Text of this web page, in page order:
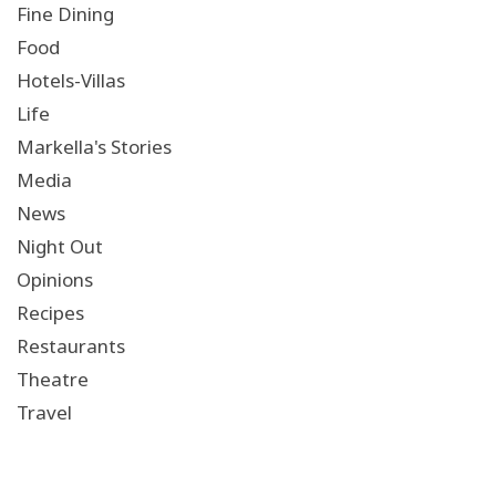
Fine Dining
Food
Hotels-Villas
Life
Markella's Stories
Media
News
Night Out
Opinions
Recipes
Restaurants
Theatre
Travel